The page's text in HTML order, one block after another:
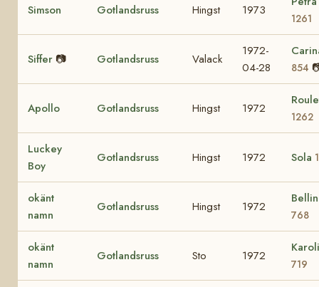
Simson Gotlandsruss Hingst 1973
1261
Siffer 📷 Gotlandsruss Valack
1972-
04-28
854
Apollo Gotlandsruss Hingst 1972
1262
Luckey
Boy
Gotlandsruss Hingst 1972 Sola
okänt
namn
Gotlandsruss Hingst 1972
768
okänt
namn
Gotlandsruss Sto 1972
719